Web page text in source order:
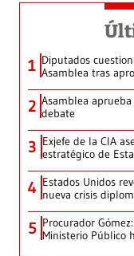
1 Diputados
Asamblea tras
2 Asamblea
debate
3 Exjefe de la CIA
estratégico de
4 Estados Unidos
nueva crisis
5 Procurador
Ministerio Público